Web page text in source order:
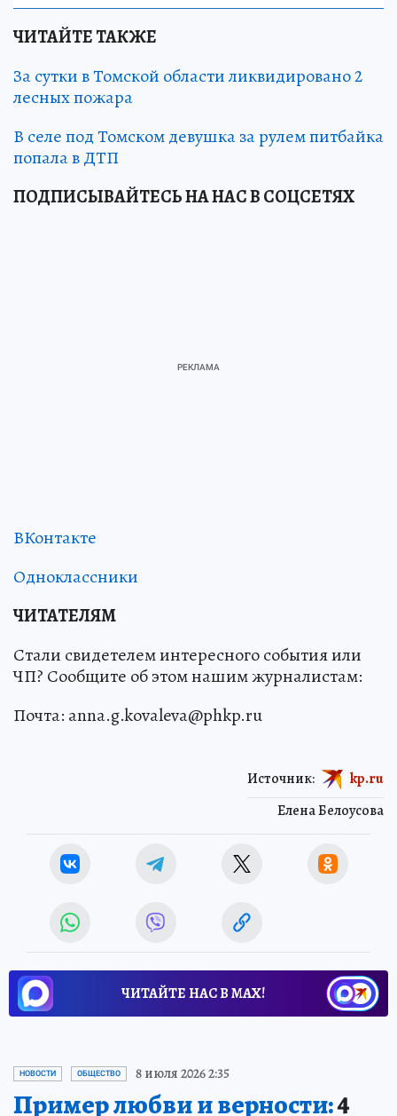
ЧИТАЙТЕ ТАКЖЕ
За сутки в Томской области ликвидировано 2
лесных пожара
В селе под Томском девушка за рулем питбайка
попала в ДТП
ПОДПИСЫВАЙТЕСЬ НА НАС В СОЦСЕТЯХ
ВКонтакте
Одноклассники
ЧИТАТЕЛЯМ
Стали свидетелем интересного события или
ЧП? Сообщите об этом нашим журналистам:
Почта: anna.g.kovaleva@phkp.ru
Елена Белоусова
Источник: kp.ru
ЧИТАЙТЕ НАС В МАХ!
НОВОСТИ ОБЩЕСТВО 8 июля 2026 2:35
Пример любви и верности:4